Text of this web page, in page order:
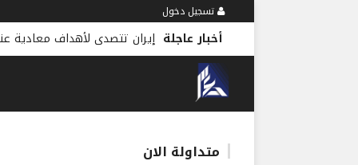
تسجيل دخول
أخبار عاجلة
متداولة الان